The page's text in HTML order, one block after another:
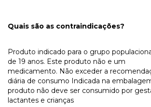
Quais são as contraindicações?
Produto indicado para o grupo
de 19 anos. Este produto não e um
medicamento. Não exceder a
diária de consumo Indicada na
produto não deve ser consumido por
lactantes e crianças